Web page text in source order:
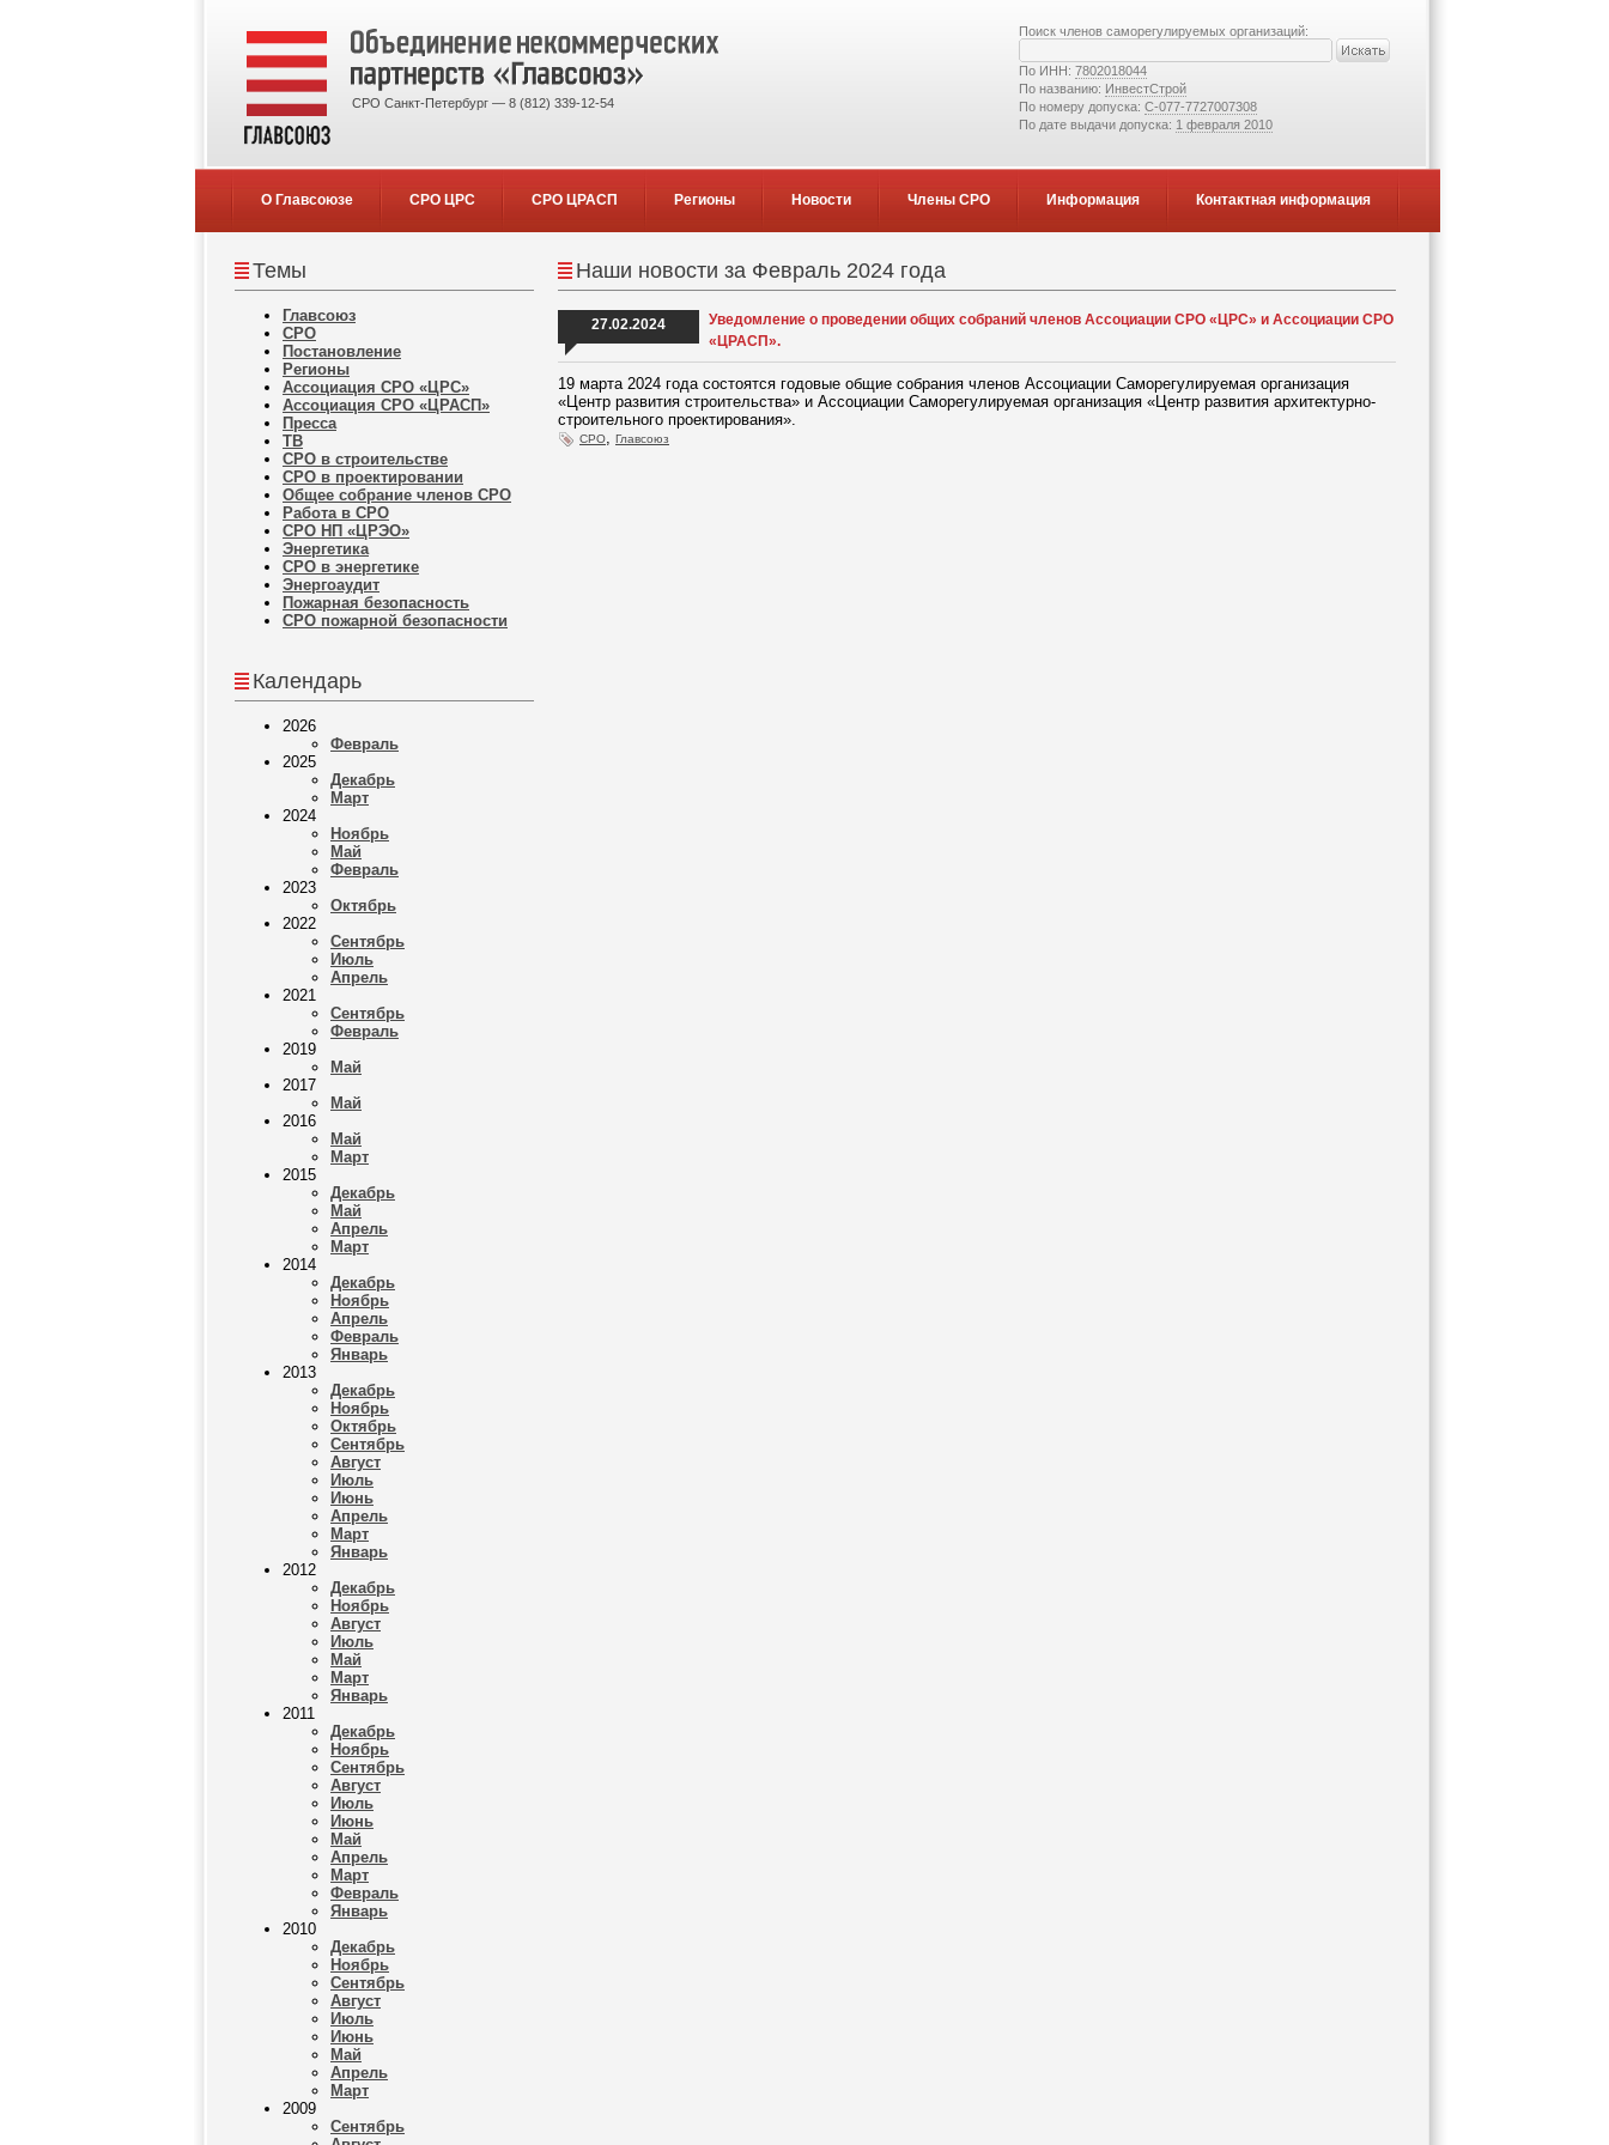
СРО Санкт-Петербург — 8 (812) 339-12-54
Поиск членов саморегулируемых организаций:
По ИНН: 7802018044
По названию: ИнвестСтрой
По номеру допуска: С-077-7727007308
По дате выдачи допуска: 1 февраля 2010
О Главсоюзе СРО ЦРС СРО ЦРАСП Регионы Новости Члены СРО Информация Контактная информация
Темы
Главсоюз
СРО
Постановление
Регионы
Ассоциация СРО «ЦРС»
Ассоциация СРО «ЦРАСП»
Пресса
ТВ
СРО в строительстве
СРО в проектировании
Общее собрание членов СРО
Работа в СРО
СРО НП «ЦРЭО»
Энергетика
СРО в энергетике
Энергоаудит
Пожарная безопасность
СРО пожарной безопасности
Календарь
2026
Февраль
2025
Декабрь
Март
2024
Ноябрь
Май
Февраль
2023
Октябрь
2022
Сентябрь
Июль
Апрель
2021
Сентябрь
Февраль
2019
Май
2017
Май
2016
Май
Март
2015
Декабрь
Май
Апрель
Март
2014
Декабрь
Ноябрь
Апрель
Февраль
Январь
2013
Декабрь
Ноябрь
Октябрь
Сентябрь
Август
Июль
Июнь
Апрель
Март
Январь
2012
Декабрь
Ноябрь
Август
Июль
Май
Март
Январь
2011
Декабрь
Ноябрь
Сентябрь
Август
Июль
Июнь
Май
Апрель
Март
Февраль
Январь
2010
Декабрь
Ноябрь
Сентябрь
Август
Июль
Июнь
Май
Апрель
Март
2009
Сентябрь
Наши новости за Февраль 2024 года
27.02.2024
Уведомление о проведении общих собраний членов Ассоциации СРО «ЦРС» и Ассоциации СРО
«ЦРАСП».
19 марта 2024 года состоятся годовые общие собрания членов Ассоциации Саморегулируемая организация
«Центр развития строительства» и Ассоциации Саморегулируемая организация «Центр развития архитектурно-
строительного проектирования».
СРО, Главсоюз